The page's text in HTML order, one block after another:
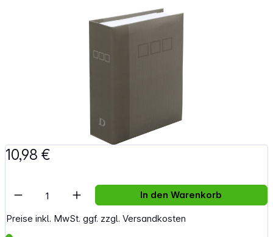
10,98 €
Preise inkl. MwSt. ggf. zzgl. Versandkosten
Artikel Anzahl: Gib den gewünschten
In den Warenkorb